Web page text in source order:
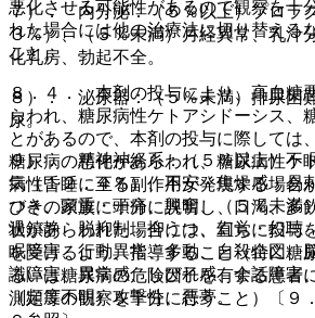
悪化させる可能性があるので観察を十
れた場合には他の治療法に切り替える
こと。
８．４． 本剤の投与により、高血糖
らわれ、糖尿病性ケトアシドーシス、
とがあるので、本剤の投与に際しては
糖尿病の悪化があらわれ、糖尿病性ケ
病性昏睡に至る副作用が発現する場合
びその家族に十分に説明し、口渇、多
状があらわれた場合には、直ちに投与
を受けるよう、指導すること（特に糖
るいは糖尿病の危険因子を有する患者
測定等の観察を十分に行うこと）〔９
７）． 内分泌：（５％以上）プロラ
３％）、（５％未満）月経異常、乳汁
化乳房、勃起不全。
８）． 泌尿器：（５％未満）排尿困
尿。
９）． 精神神経系：（５％以上）不
気（１２．４％）、不安・焦燥感・易
つき、頭重・頭痛、興奮、（５％未満
過鎮静、脱抑制、抑うつ、幻覚・幻聴
眠障害、行動異常、多動、自殺企図、
識障害、異常感、しびれ感、会話障害
（頻度不明）攻撃性、悪夢。